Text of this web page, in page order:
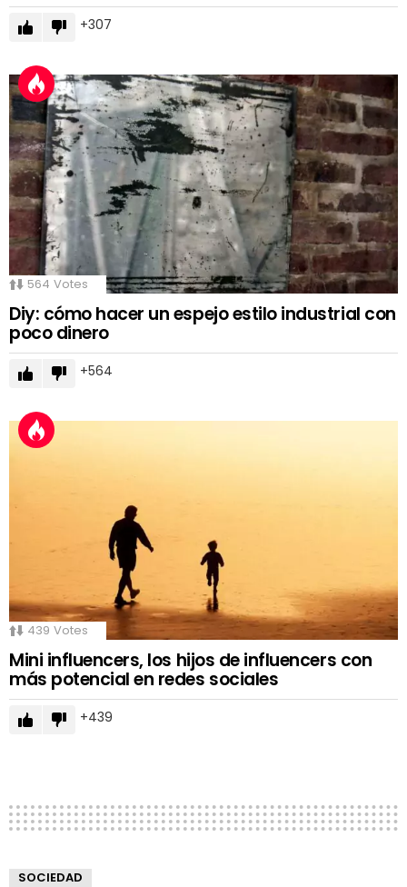
307
564 Votes
Diy: cómo hacer un espejo estilo industrial con
poco dinero
564
439 Votes
Mini influencers, los hijos de influencers con
más potencial en redes sociales
439
SOCIEDAD